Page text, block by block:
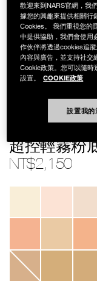
/zh/
194251155197
超控輕霧粉
NT$2,150
Variations
歡迎來到NARS官網，我
據您的興趣來提供相關行
Cookies。 我們重視您的
中提供協助，我們會使用
作伙伴將透過cookies追
內容與廣告，並支持社交
Cookie政策。您可以隨時
設置。
COOKIE政策
設置我的